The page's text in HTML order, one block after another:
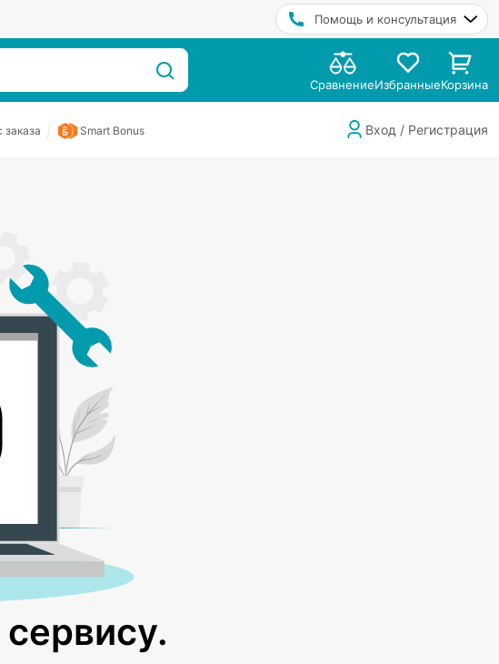
Помощь и консультация
СравнениеИзбранныеКорзина
заказа Smart Bonus Вход / Регистрация